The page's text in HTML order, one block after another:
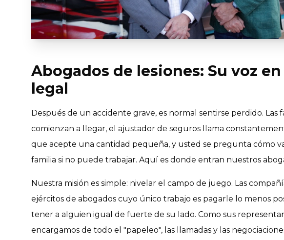
Abogados de lesiones: Su voz
legal
Después de un accidente grave, es normal sentirse perdido. Las
comienzan a llegar, el ajustador de seguros llama
que acepte una cantidad pequeña, y usted se pregunta cómo
familia si no puede trabajar. Aquí es donde entran nuestros
Nuestra misión es simple: nivelar el campo de juego. Las
ejércitos de abogados cuyo único trabajo es pagarle lo menos
tener a alguien igual de fuerte de su lado. Como sus
encargamos de todo el "papeleo", las llamadas y las